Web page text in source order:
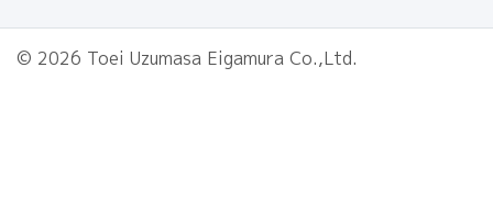
© 2026 Toei Uzumasa Eigamura Co.,Ltd.